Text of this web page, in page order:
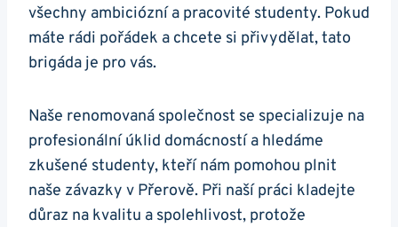
všechny ambiciózní a pracovité studenty. Pokud
máte rádi pořádek a chcete si přivydělat, tato
brigáda je pro vás.
Naše renomovaná společnost se specializuje na
profesionální úklid domácností a hledáme
zkušené studenty, kteří nám pomohou plnit
naše závazky v Přerově. Při naší práci kladejte
důraz na kvalitu a spolehlivost, protože